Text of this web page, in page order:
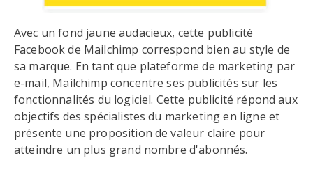
Avec un fond jaune audacieux, cette publicité
Facebook de Mailchimp correspond bien au style de
sa marque. En tant que plateforme de marketing par
e-mail, Mailchimp concentre ses publicités sur les
fonctionnalités du logiciel. Cette publicité répond aux
objectifs des spécialistes du marketing en ligne et
présente une proposition de valeur claire pour
atteindre un plus grand nombre d'abonnés.